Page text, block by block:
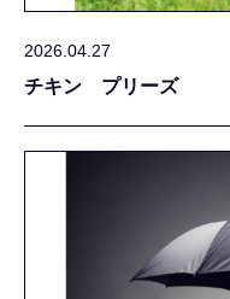
2026.04.27
チキン プリーズ